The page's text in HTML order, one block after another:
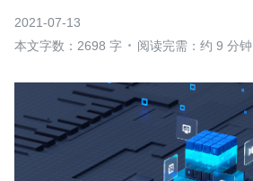
2021-07-13
本文字数：2698 字
阅读完需：约 9 分钟